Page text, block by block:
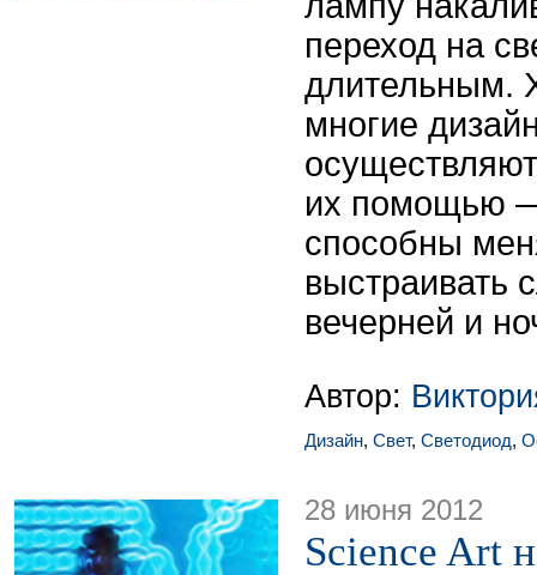
переход на
длительным.
многие
их помощью
способны
выстраивать
вечерней и
Автор:
Дизайн, Свет, Светодиод,
28 июня 2012
Science Art